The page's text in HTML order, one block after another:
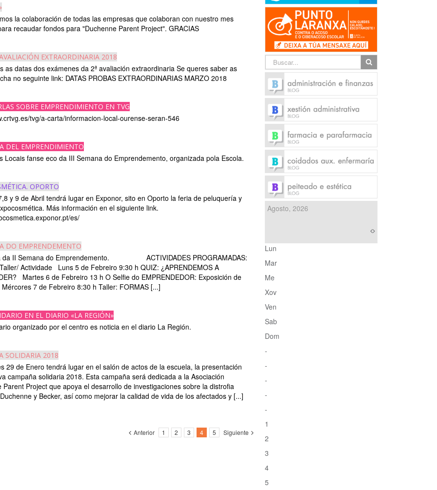
la colaboración de todas las empresas que colaboran con nuestro mes
recaudar fondos para "Duchenne Parent Project". GRACIAS
EXTRAORDINARIA 2018
as datas dos exámenes da 2ª avaliación extraordinaria Se queres saber as
no seguinte link: DATAS PROBAS EXTRAORDINARIAS MARZO 2018
SOBRE EMPRENDIMIENTO EN TVG
tvg/a-carta/informacion-local-ourense-seran-546
DEL EMPRENDIMIENTO
Locais fanse eco da III Semana do Emprendemento, organizada pola Escola.
OPORTO
y 9 de Abril tendrá lugar en Exponor, sito en Oporto la feria de peluquería y
Más información en el siguiente link.
es/
DO EMPRENDEMENTO
da II Semana do Emprendemento. ACTIVIDADES PROGRAMADAS:
Actividade Luns 5 de Febreiro 9:30 h QUIZ: ¿APRENDEMOS A
Martes 6 de Febreiro 13 h O Selfie do EMPRENDEDOR: Exposición de
7 de Febreiro 8:30 h Taller: FORMAS [...]
EN EL DIARIO «LA REGIÓN»
organizado por el centro es noticia en el diario La Región.
SOLIDARIA 2018
29 de Enero tendrá lugar en el salón de actos de la escuela, la presentación
campaña solidaria 2018. Esta campaña será dedicada a la Asociación
Parent Project que apoya el desarrollo de investigaciones sobre la distrofia
y Becker, así como mejorar la calidad de vida de los afectados y [...]
Anterior 1 2 3 4 5 Siguiente
Agosto, 2026
Lun
Mar
Me
Xov
Ven
Sab
Dom
-
-
-
-
-
1
2
3
4
5